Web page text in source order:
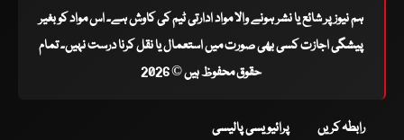
ہم نیوز پر شائع یا نشر ہونے والا مواد ادارتی ٹیم کی کاوش ہے۔ اس مواد کو بغیر
پیشگی اجازت کسی بھی صورت میں استعمال یا نقل کرنا درست نہیں۔ تمام
حقوق محفوظ ہیں © 2026
رابطہ کریں پرائیویسی پالیسی